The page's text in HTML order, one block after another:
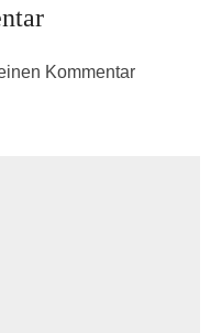
Kommentar